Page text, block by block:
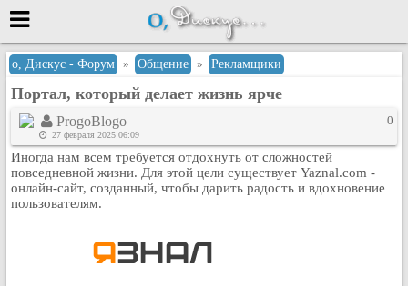
Меню
или войти через
Вход с 7ooo.ru
Регистрация
Данные авторизации одинаковые с
о, Дискус - Форум » Общение » Рекламщики
Портал, который делает жизнь ярче
ProgoBlogo
27 февраля 2025 06:09
0
Иногда нам всем требуется отдохнуть от сложностей
повседневной жизни. Для этой цели существует Yaznal.com -
онлайн-сайт, созданный, чтобы дарить радость и вдохновение
пользователям.